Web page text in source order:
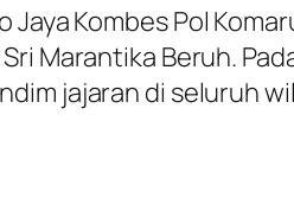
Kombes Pol
Marantika Beruh.
jajaran di seluruh